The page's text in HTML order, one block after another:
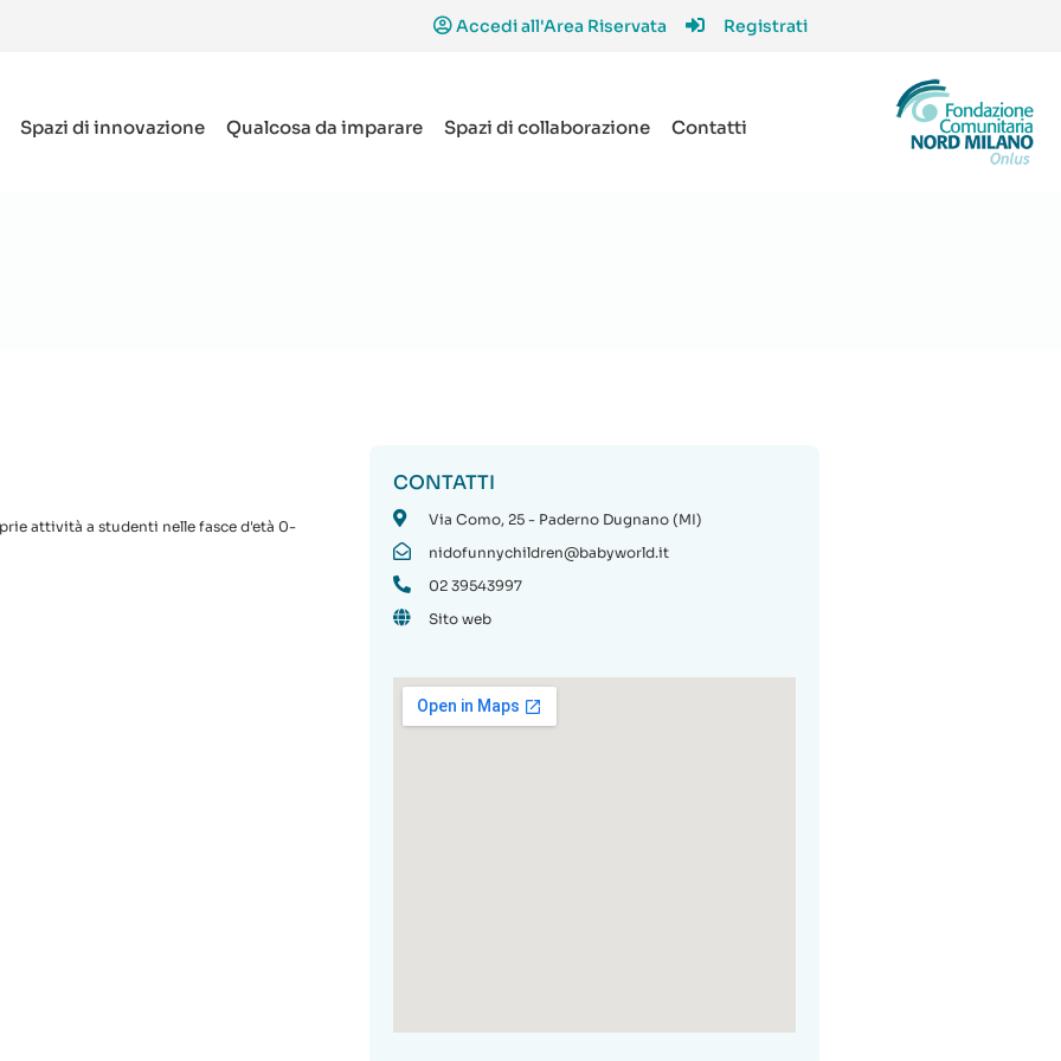
Accedi all'Area Riservata Registrati
Spazi di innovazione Qualcosa da imparare Spazi di collaborazione Contatti
attività a studenti nelle fasce d'età 0-
CONTATTI
Via Como, 25 - Paderno Dugnano (MI)
nidofunnychildren@babyworld.it
02 39543997
Sito web